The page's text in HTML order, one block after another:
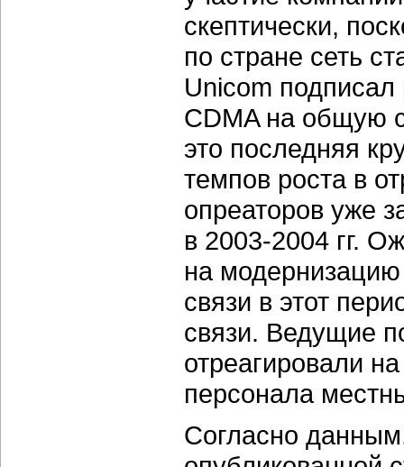
скептически,
по стране сеть
Unicom подписал
CDMA на общую
это последняя
темпов роста в
опреаторов уже
в 2003-2004 гг.
на
связи в этот
связи. Ведущие
отреагировали
персонала
Согласно